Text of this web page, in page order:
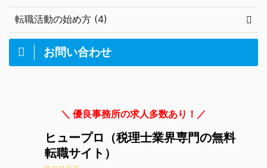
転職活動の始め方 (4)
お問い合わせ
＼ 優良事務所の求人多数あり！／
ヒュープロ（税理士業界専門の無料
転職サイト）